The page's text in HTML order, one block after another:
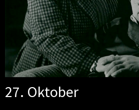
27. Oktober